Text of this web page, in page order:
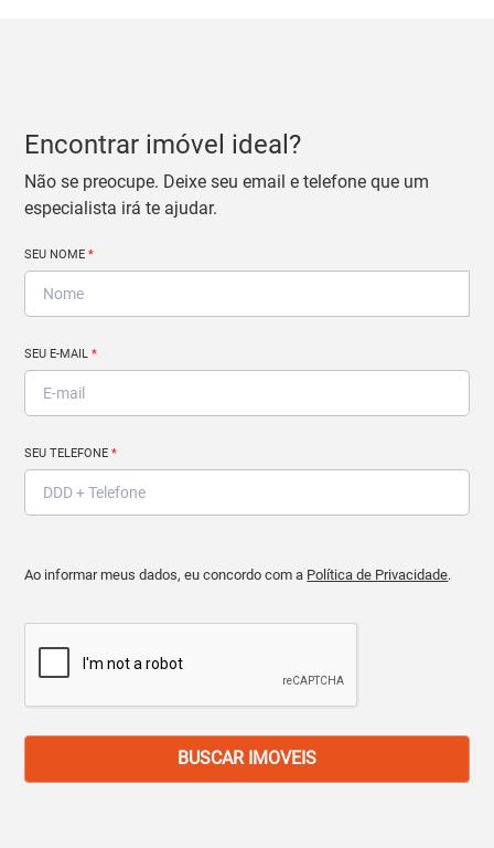
Encontrar imóvel ideal?
Não se preocupe. Deixe seu email e telefone que um
especialista irá te ajudar.
SEU NOME*
SEU E-MAIL*
SEU TELEFONE*
Ao informar meus dados, eu concordo com a Política de Privacidade.
BUSCAR IMOVEIS